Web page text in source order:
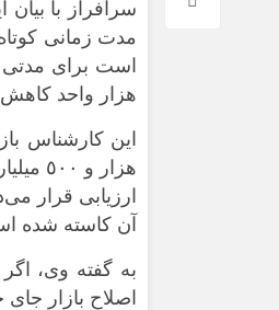
*فرهنگی
ایثار و شهادت
دفاع مقدس
سرافراز با
مدت زمانی
هزار واحد کاهش
این کارشناس
هزار
ارزیابی قرار
آن کاسته شده
به گفته وی،
اصلاح بازار